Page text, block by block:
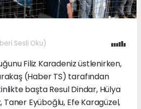
Sesli Oku)
Filiz Karadeniz üstlenirken,
(Haber TS) tarafından
başta Resul Dindar, Hülya
Taner Eyüboğlu, Efe Karagüzel,